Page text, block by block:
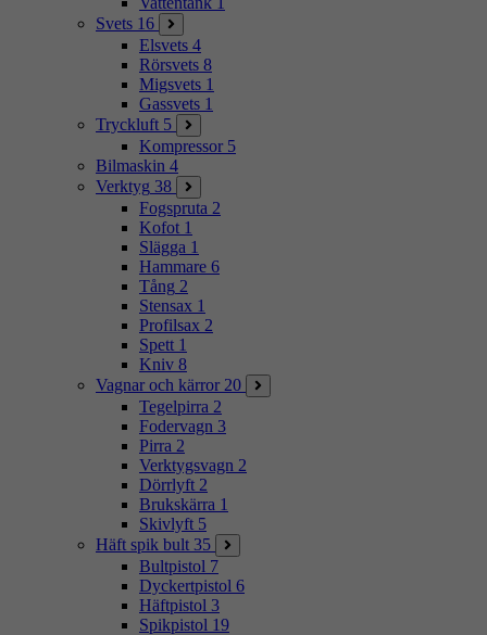
Svets 16
Elsvets 4
Rörsvets 8
Migsvets 1
Gassvets 1
Tryckluft 5
Kompressor 5
Bilmaskin 4
Verktyg 38
Fogspruta 2
Kofot 1
Slägga 1
Hammare 6
Tång 2
Stensax 1
Profilsax 2
Spett 1
Kniv 8
Vagnar och kärror 20
Tegelpirra 2
Fodervagn 3
Pirra 2
Verktygsvagn 2
Dörrlyft 2
Brukskärra 1
Skivlyft 5
Häft spik bult 35
Bultpistol 7
Dyckertpistol 6
Häftpistol 3
Spikpistol 19